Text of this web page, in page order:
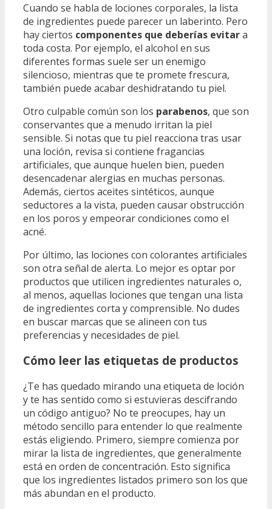
Cuando se habla de lociones corporales, la lista
de ingredientes puede parecer un laberinto. Pero
hay ciertos componentes que deberías evitara
toda costa. Por ejemplo, el alcohol en sus
diferentes formas suele ser un enemigo
silencioso, mientras que te promete frescura,
también puede acabar deshidratando tu piel.
Otro culpable común son los parabenos, que son
conservantes que a menudo irritan la piel
sensible. Si notas que tu piel reacciona tras usar
una loción, revisa si contiene fragancias
artificiales, que aunque huelen bien, pueden
desencadenar alergias en muchas personas.
Además, ciertos aceites sintéticos, aunque
seductores a la vista, pueden causar obstrucción
en los poros y empeorar condiciones como el
acné.
Por último, las lociones con colorantes artificiales
son otra señal de alerta. Lo mejor es optar por
productos que utilicen ingredientes naturales o,
al menos, aquellas lociones que tengan una lista
de ingredientes corta y comprensible. No dudes
en buscar marcas que se alineen con tus
preferencias y necesidades de piel.
Cómo leer las etiquetas de productos
¿Te has quedado mirando una etiqueta de loción
y te has sentido como si estuvieras descifrando
un código antiguo? No te preocupes, hay un
método sencillo para entender lo que realmente
estás eligiendo. Primero, siempre comienza por
mirar la lista de ingredientes, que generalmente
está en orden de concentración. Esto significa
que los ingredientes listados primero son los que
más abundan en el producto.